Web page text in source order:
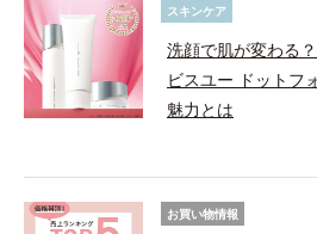
スキンケア
洗顔で肌が変わる
ビスユー ドットフ
魅力とは
お買い物情報